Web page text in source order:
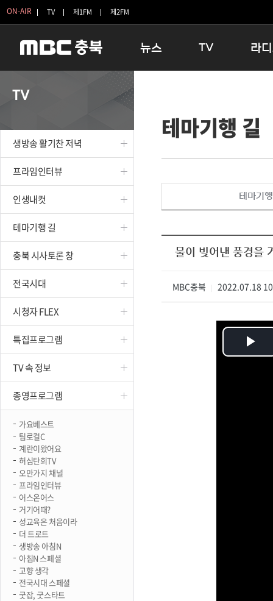
ON-AIR TV 제1FM 제2FM
뉴스
보은
옥천
TV
인생내컷
테마기행 길
시청자 FLEX
종영프로그램
라
16:00
우리 고
TV
생방송 활기찬 저녁
프라임인터뷰
인생내컷
테마기행 길
충북 시사토론 창
전국시대
시청자 FLEX
특집프로그램
TV 속 정보
종영프로그램
가요베스트
팀로컬C
계란이왔어요
허심탄회TV
오만가지 채널
프라임인터뷰
어스온어스
거기어때?
성교육은 처음이라
더 트로트
생방송 아침N
아침N 스페셜
고향 생각
전국시대 스페셜
굿잡, 굿스타트
테마기행 길
테마기
물이 빚어낸 풍경을
MBC충북 2022.07.18